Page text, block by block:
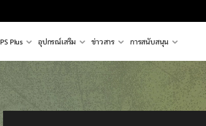
PS Plus อุปกรณ์เสริม ข่าวสาร การสนับสนุน